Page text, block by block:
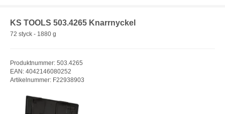
KS TOOLS 503.4265 Knarrnyckel
72 styck - 1880 g
Produktnummer: 503.4265
EAN: 4042146080252
Artikelnummer: F22938903